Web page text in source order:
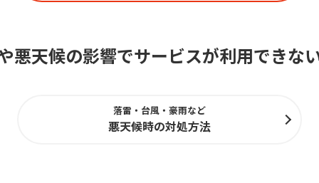
悪天候の影響でサービスが利用できな
落雷・台風・豪雨など
悪天候時の対処方法